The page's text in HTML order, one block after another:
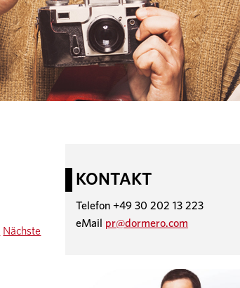
Nächste
KONTAKT
Telefon +49 30 202 13 223
eMail pr@dormero.com